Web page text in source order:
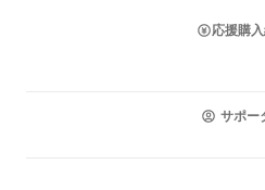
応援購
サポー